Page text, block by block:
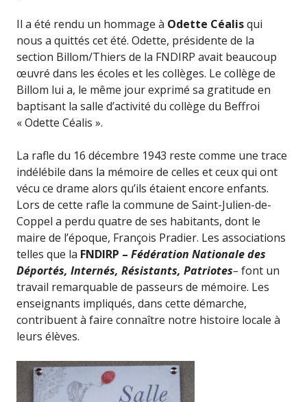
Il a été rendu un hommage à Odette Céalisqui
nous a quittés cet été. Odette, présidente de la
section Billom/Thiers de la FNDIRP avait beaucoup
œuvré dans les écoles et les collèges. Le collège de
Billom lui a, le même jour exprimé sa gratitude en
baptisant la salle d’activité du collège du Beffroi
« Odette Céalis ».
La rafle du 16 décembre 1943 reste comme une trace
indélébile dans la mémoire de celles et ceux qui ont
vécu ce drame alors qu’ils étaient encore enfants.
Lors de cette rafle la commune de Saint-Julien-de-
Coppel a perdu quatre de ses habitants, dont le
maire de l’époque, François Pradier. Les associations
telles que la FNDIRP – Fédération Nationale des
Déportés, Internés, Résistants, Patriotes– font un
travail remarquable de passeurs de mémoire. Les
enseignants impliqués, dans cette démarche,
contribuent à faire connaître notre histoire locale à
leurs élèves.